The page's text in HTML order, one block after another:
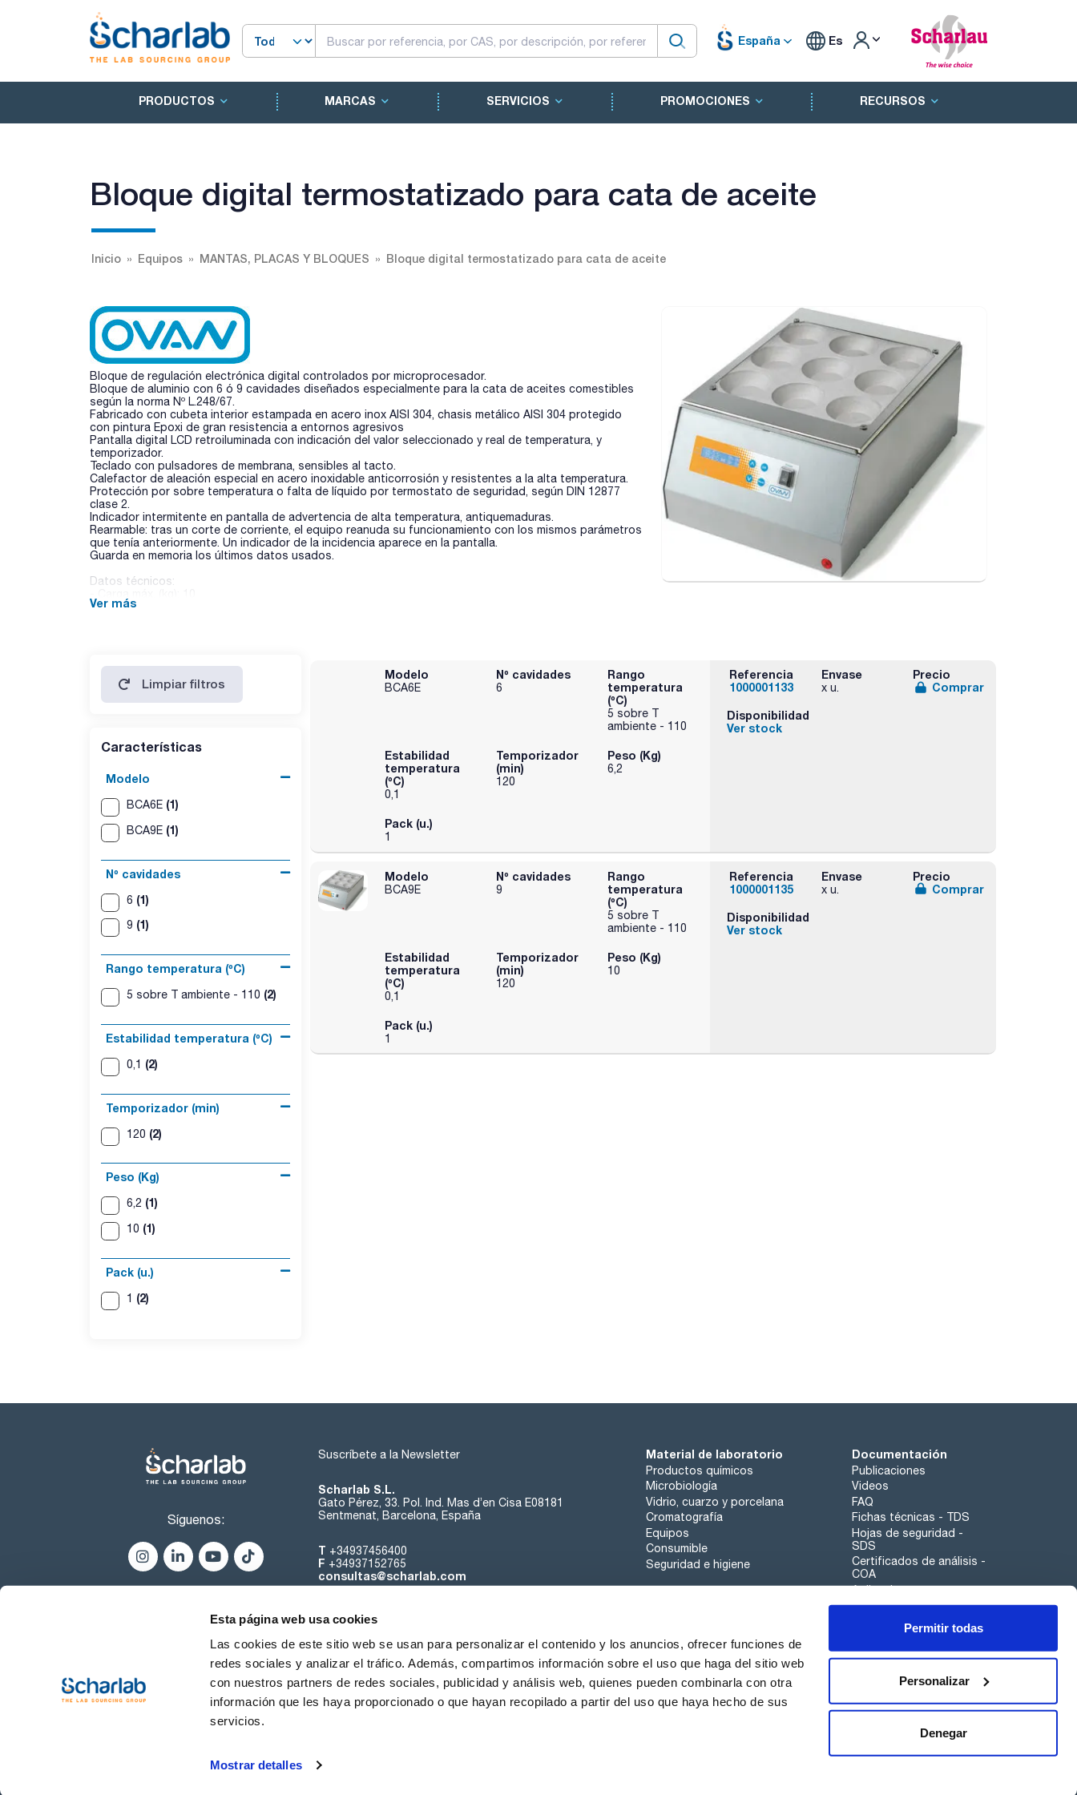
Esta página web usa cookies
Las cookies de este sitio web se usan para personalizar el contenido y los anuncios, ofrecer funciones de
redes sociales y analizar el tráfico. Además, compartimos información sobre el uso que haga del sitio web
con nuestros partners de redes sociales, publicidad y análisis web, quienes pueden combinarla con otra
información que les haya proporcionado o que hayan recopilado a partir del uso que haya hecho de sus
servicios.
Mostrar detalles
Permitir todas
Personalizar
Denegar
España Es
PRODUCTOS MARCAS SERVICIOS PROMOCIONES RECURSOS
Bloque digital termostatizado para cata de aceite
Inicio Equipos MANTAS, PLACAS Y BLOQUES Bloque digital termostatizado para cata de aceite
Bloque de regulación electrónica digital controlados por microprocesador.
Bloque de aluminio con 6 ó 9 cavidades diseñados especialmente para la cata de aceites comestibles
según la norma Nº L.248/67.
Fabricado con cubeta interior estampada en acero inox AISI 304, chasis metálico AISI 304 protegido
con pintura Epoxi de gran resistencia a entornos agresivos
Pantalla digital LCD retroiluminada con indicación del valor seleccionado y real de temperatura, y
temporizador.
Teclado con pulsadores de membrana, sensibles al tacto.
Calefactor de aleación especial en acero inoxidable anticorrosión y resistentes a la alta temperatura.
Protección por sobre temperatura o falta de líquido por termostato de seguridad, según DIN 12877
clase 2.
Indicador intermitente en pantalla de advertencia de alta temperatura, antiquemaduras.
Rearmable: tras un corte de corriente, el equipo reanuda su funcionamiento con los mismos parámetros
que tenía anteriormente. Un indicador de la incidencia aparece en la pantalla.
Guarda en memoria los últimos datos usados.
Datos técnicos:
- Potencia (W): 600
Ver más
Limpiar filtros
Características
Modelo
BCA6E (1)
BCA9E (1)
Nº cavidades
6 (1)
9 (1)
Rango temperatura (ºC)
5 sobre T ambiente - 110 (2)
Estabilidad temperatura (ºC)
0,1 (2)
Temporizador (min)
120 (2)
Peso (Kg)
6,2 (1)
10 (1)
Pack (u.)
1 (2)
Modelo
BCA6E
Nº cavidades
6
Rango
temperatura
(ºC)
5 sobre T
ambiente - 110
Estabilidad
temperatura
(ºC)
0,1
Temporizador
(min)
120
Peso (Kg)
6,2
Pack (u.)
1
Referencia
1000001133
Envase
x u.
Precio
Comprar
Disponibilidad
Ver stock
Modelo
BCA9E
Nº cavidades
9
Rango
temperatura
(ºC)
5 sobre T
ambiente - 110
Estabilidad
temperatura
(ºC)
0,1
Temporizador
(min)
120
Peso (Kg)
10
Pack (u.)
1
Referencia
1000001135
Envase
x u.
Precio
Comprar
Disponibilidad
Ver stock
Síguenos:
Suscríbete a la Newsletter
Scharlab S.L.
Gato Pérez, 33. Pol. Ind. Mas d’en Cisa E08181
Sentmenat, Barcelona, España
T +34937456400
F +34937152765
consultas@scharlab.com
Material de laboratorio
Productos químicos
Microbiología
Vidrio, cuarzo y porcelana
Cromatografía
Equipos
Consumible
Seguridad e higiene
Documentación
Publicaciones
Videos
FAQ
Fichas técnicas - TDS
Hojas de seguridad -
SDS
Certificados de análisis -
COA
Aplicaciones
Tabla Periódica
Canal de denuncias
Sobre nosotros Contacta Noticias Trabaja con nosotros
Condiciones de uso